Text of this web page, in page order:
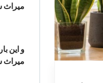
میراث
و این
میراث